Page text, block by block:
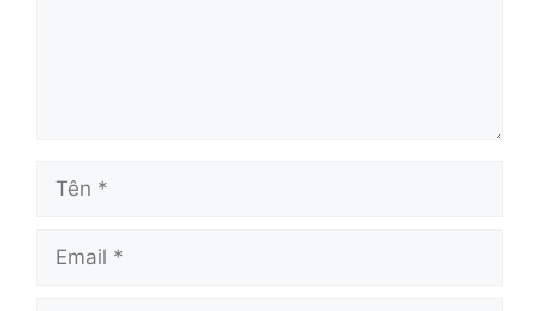
Tên
Email